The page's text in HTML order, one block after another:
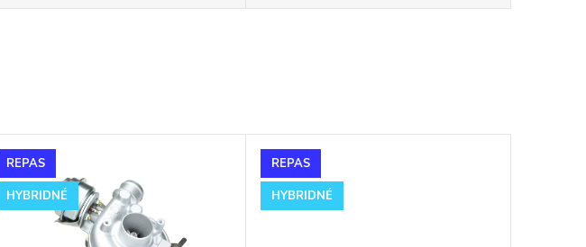
REPAS
HYBRIDNÉ
REPAS
HYBRIDNÉ